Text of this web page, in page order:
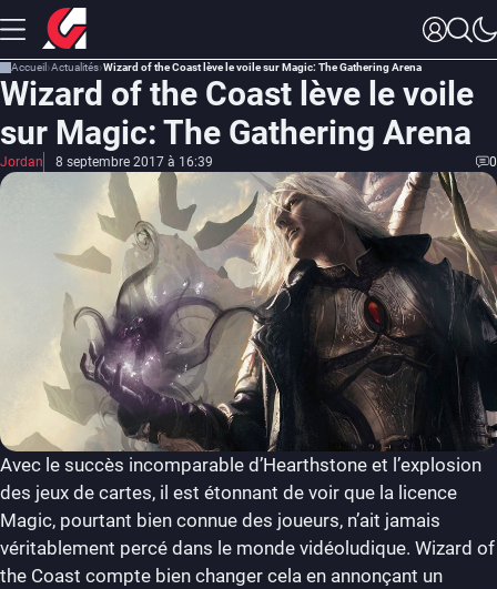
Accueil Actualités Wizard of the Coast lève le voile sur Magic: The Gathering Arena
Wizard of the Coast lève le voile
sur Magic: The Gathering Arena
Jordan 8 septembre 2017 à 16:39 0
Avec le succès incomparable d’Hearthstone et l’explosion
des jeux de cartes, il est étonnant de voir que la licence
Magic, pourtant bien connue des joueurs, n’ait jamais
véritablement percé dans le monde vidéoludique. Wizard of
the Coast compte bien changer cela en annonçant un